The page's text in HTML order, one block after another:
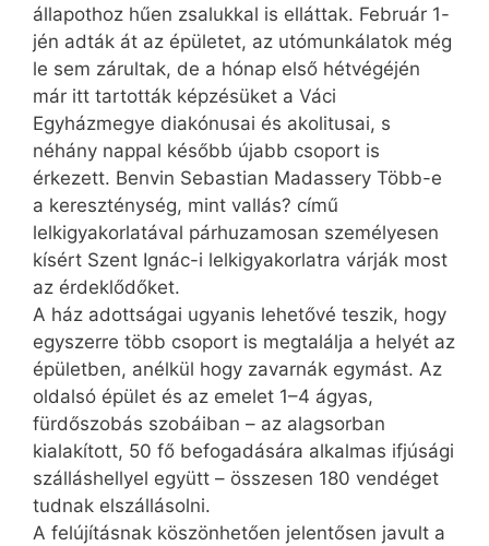
állapothoz hűen zsalukkal is elláttak. Február 1-
jén adták át az épületet, az utómunkálatok még
le sem zárultak, de a hónap első hétvégéjén
már itt tartották képzésüket a Váci
Egyházmegye diakónusai és akolitusai, s
néhány nappal később újabb csoport is
érkezett. Benvin Sebastian Madassery Több-e
a kereszténység, mint vallás? című
lelkigyakorlatával párhuzamosan személyesen
kísért Szent Ignác-i lelkigyakorlatra várják most
az érdeklődőket.
A ház adottságai ugyanis lehetővé teszik, hogy
egyszerre több csoport is megtalálja a helyét az
épületben, anélkül hogy zavarnák egymást. Az
oldalsó épület és az emelet 1–4 ágyas,
fürdőszobás szobáiban – az alagsorban
kialakított, 50 fő befogadására alkalmas ifjúsági
szálláshellyel együtt – összesen 180 vendéget
tudnak elszállásolni.
A felújításnak köszönhetően jelentősen javult a